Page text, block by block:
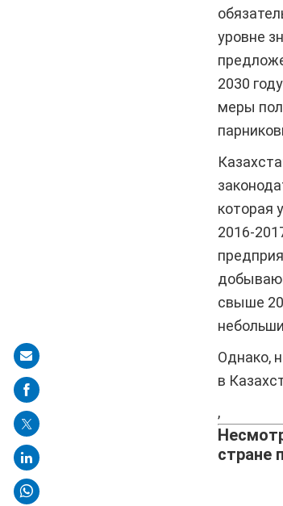
уровне
2030
меры
которая
2016-
свыше 20
Однако,
в
,
стране
Share
on
mail